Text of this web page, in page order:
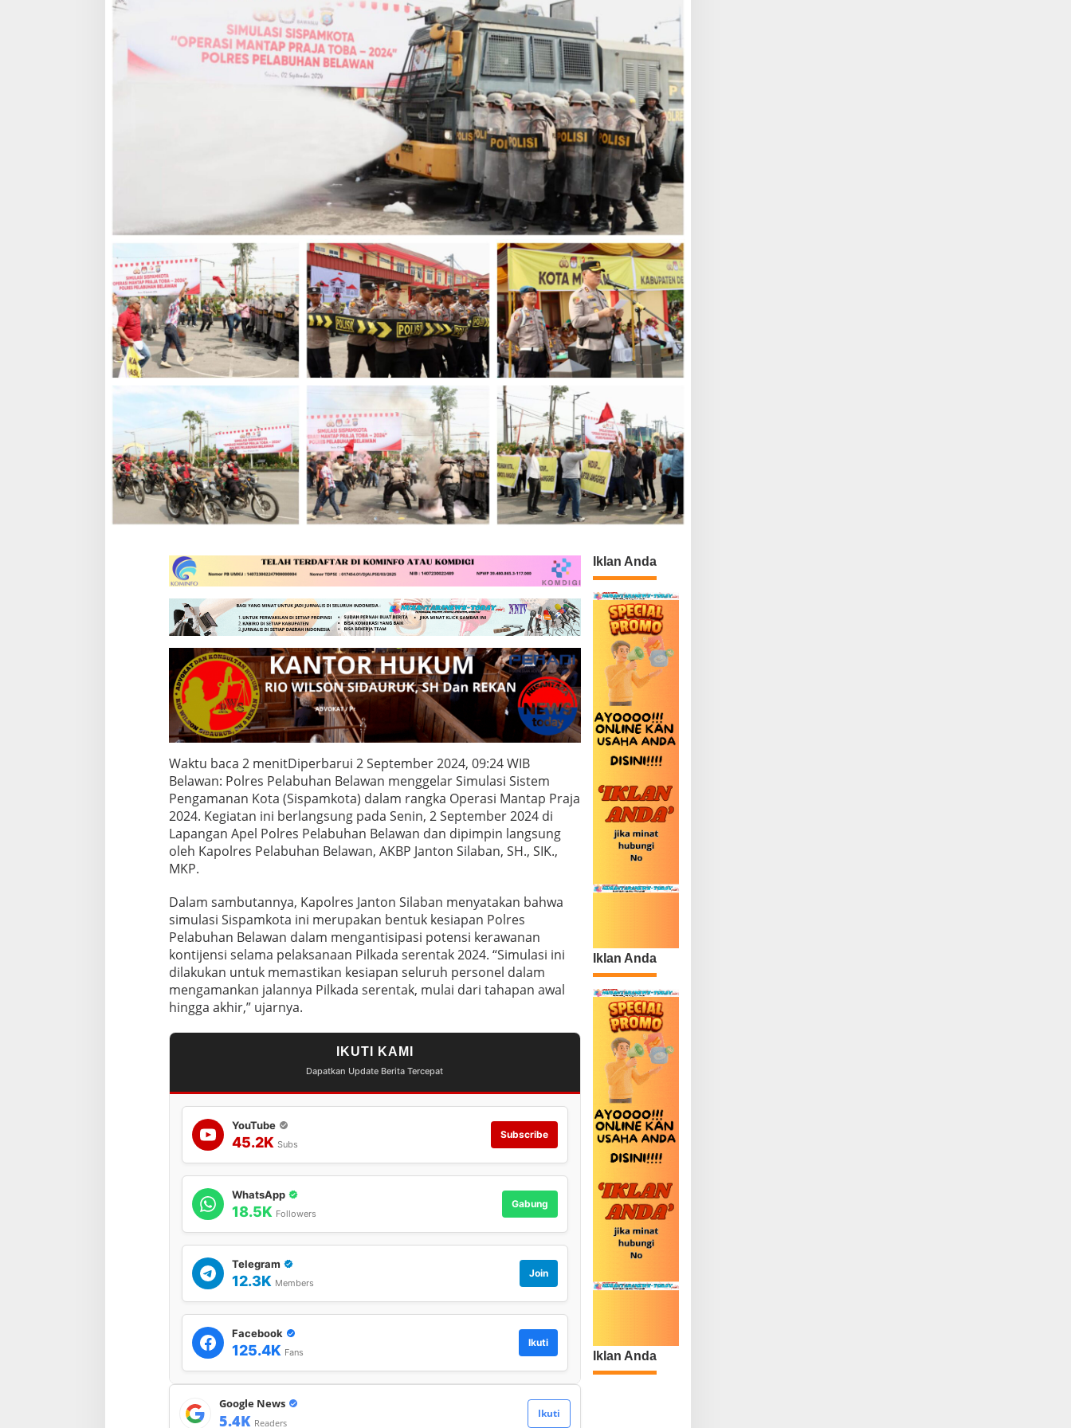
Waktu baca 2 menitDiperbarui 2 September 2024, 09:24 WIB
Belawan: Polres Pelabuhan Belawan menggelar Simulasi Sistem
Pengamanan Kota (Sispamkota) dalam rangka Operasi Mantap Praja
2024. Kegiatan ini berlangsung pada Senin, 2 September 2024 di
Lapangan Apel Polres Pelabuhan Belawan dan dipimpin langsung
oleh Kapolres Pelabuhan Belawan, AKBP Janton Silaban, SH., SIK.,
MKP.
Dalam sambutannya, Kapolres Janton Silaban menyatakan bahwa
simulasi Sispamkota ini merupakan bentuk kesiapan Polres
Pelabuhan Belawan dalam mengantisipasi potensi kerawanan
kontijensi selama pelaksanaan Pilkada serentak 2024. “Simulasi ini
dilakukan untuk memastikan kesiapan seluruh personel dalam
mengamankan jalannya Pilkada serentak, mulai dari tahapan awal
hingga akhir,” ujarnya.
IKUTI KAMI
Dapatkan Update Berita Tercepat
YouTube
45.2K Subs
Subscribe
WhatsApp
18.5K Followers
Gabung
Telegram
12.3K Members
Join
Facebook
125.4K Fans
Ikuti
Google News
5.4K Readers
Ikuti
Iklan Anda
Iklan Anda
Iklan Anda